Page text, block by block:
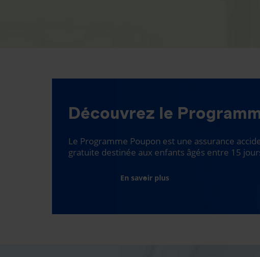
Découvrez le
Le Programme Poupon est une assurance
gratuite destinée aux enfants âgés entre 15
En savoir plus